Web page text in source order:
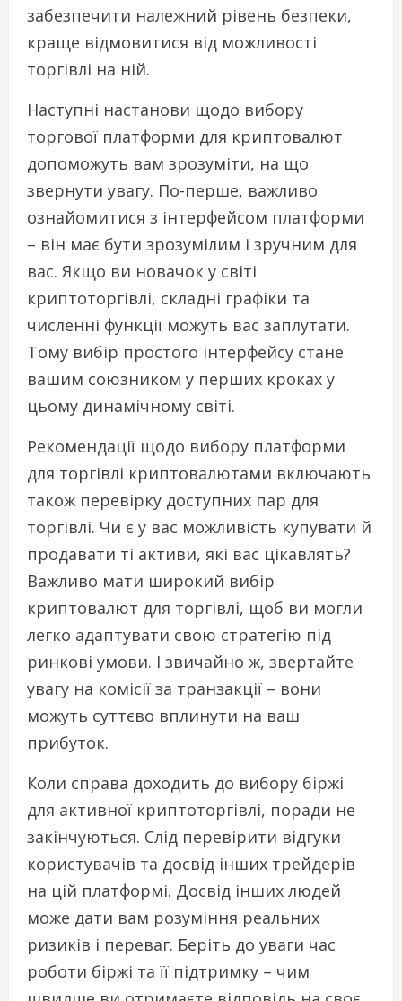
забезпечити належний рівень безпеки,
краще відмовитися від можливості
торгівлі на ній.
Наступні настанови щодо вибору
торгової платформи для криптовалют
допоможуть вам зрозуміти, на що
звернути увагу. По-перше, важливо
ознайомитися з інтерфейсом платформи
– він має бути зрозумілим і зручним для
вас. Якщо ви новачок у світі
криптоторгівлі, складні графіки та
численні функції можуть вас заплутати.
Тому вибір простого інтерфейсу стане
вашим союзником у перших кроках у
цьому динамічному світі.
Рекомендації щодо вибору платформи
для торгівлі криптовалютами включають
також перевірку доступних пар для
торгівлі. Чи є у вас можливість купувати й
продавати ті активи, які вас цікавлять?
Важливо мати широкий вибір
криптовалют для торгівлі, щоб ви могли
легко адаптувати свою стратегію під
ринкові умови. І звичайно ж, звертайте
увагу на комісії за транзакції – вони
можуть суттєво вплинути на ваш
прибуток.
Коли справа доходить до вибору біржі
для активної криптоторгівлі, поради не
закінчуються. Слід перевірити відгуки
користувачів та досвід інших трейдерів
на цій платформі. Досвід інших людей
може дати вам розуміння реальних
ризиків і переваг. Беріть до уваги час
роботи біржі та її підтримку – чим